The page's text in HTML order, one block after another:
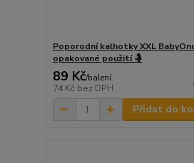
Poporodní kalhotky XXL
opakované použití 🤱
89 Kč/balení
74 Kč bez DPH
Přidat do